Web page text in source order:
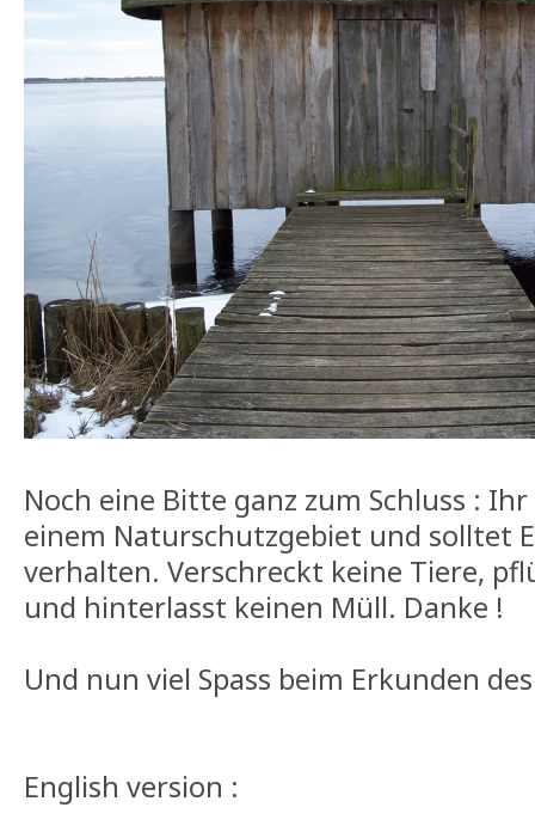
Noch eine Bitte ganz zum Schluss :
einem Naturschutzgebiet und solltet
verhalten. Verschreckt keine Tiere,
und hinterlasst keinen Müll. Danke !
Und nun viel Spass beim Erkunden
English version :